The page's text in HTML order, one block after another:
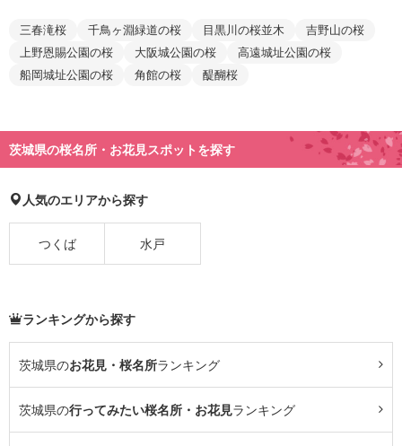
三春滝桜 千鳥ヶ淵緑道の桜 目黒川の桜並木
吉野山の桜
上野恩賜公園の桜
大阪城公園の桜
高遠城址公園の桜
船岡城址公園の桜
角館の桜 醍醐桜
茨城県の桜名所・お花見スポットを探す
人気のエリアから探す
つくば 水戸
ランキングから探す
茨城県のお花見・桜名所ランキング
茨城県の行ってみたい桜名所・お花見ランキング